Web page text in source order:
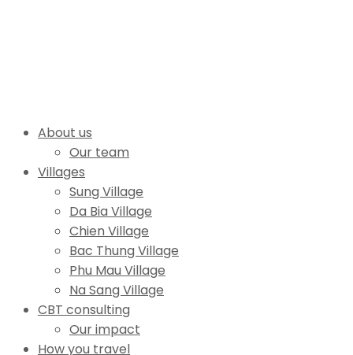
About us
Our team
Villages
Sung Village
Da Bia Village
Chien Village
Bac Thung Village
Phu Mau Village
Na Sang Village
CBT consulting
Our impact
How you travel